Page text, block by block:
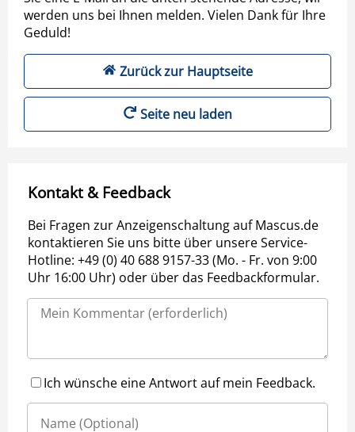
werden uns bei Ihnen melden. Vielen Dank für Ihre
Geduld!
Zurück zur Hauptseite
Seite neu laden
Kontakt & Feedback
Bei Fragen zur Anzeigenschaltung auf Mascus.de
kontaktieren Sie uns bitte über unsere Service-
Hotline: +49 (0) 40 688 9157-33 (Mo. - Fr. von 9:00
Uhr 16:00 Uhr) oder über das Feedbackformular.
Ich wünsche eine Antwort auf mein Feedback.